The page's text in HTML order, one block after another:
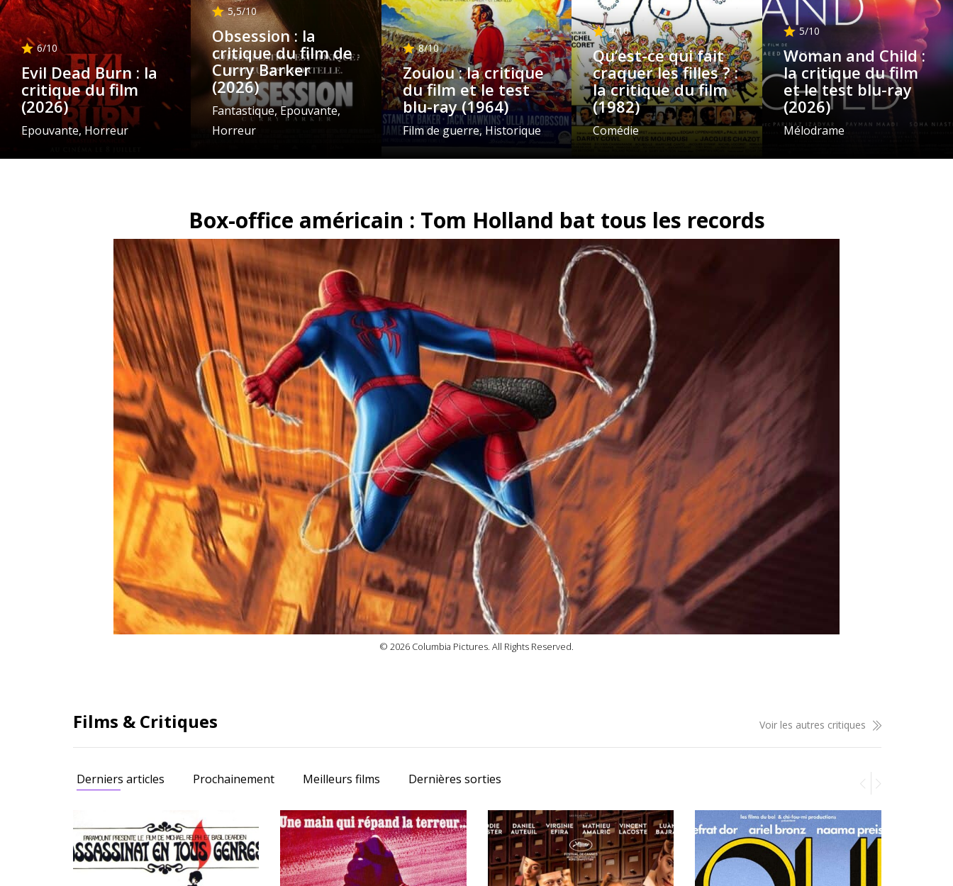
6/10
Evil Dead Burn : la
critique du film
(2026)
Epouvante, Horreur
5,5/10
Obsession : la
critique du film de
Curry Barker
(2026)
Fantastique, Epouvante,
Horreur
8/10
Zoulou : la critique
du film et le test
blu-ray (1964)
Film de guerre, Historique
4/10
Qu’est-ce qui fait
craquer les filles ? :
la critique du film
(1982)
Comédie
5/10
Woman and Child :
la critique du film
et le test blu-ray
(2026)
Mélodrame
Box-office américain : Tom Holland bat tous les records
© 2026 Columbia Pictures. All Rights Reserved.
Films & Critiques Voir les autres critiques
Derniers articles Prochainement Meilleurs films Dernières sorties